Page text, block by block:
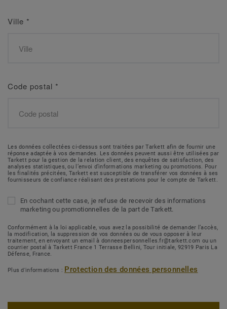
Ville *
Code postal *
Les données collectées ci-dessus sont traitées par Tarkett afin de fournir une
réponse adaptée à vos demandes. Les données peuvent aussi être utilisées par
Tarkett pour la gestion de la relation client, des enquêtes de satisfaction, des
analyses statistiques, ou l’envoi d’informations marketing ou promotions. Pour
les finalités précitées, Tarkett est susceptible de transférer vos données à ses
fournisseurs de confiance réalisant des prestations pour le compte de Tarkett.
En cochant cette case, je refuse de recevoir des informations
marketing ou promotionnelles de la part de Tarkett.
Conformément à la loi applicable, vous avez la possibilité de demander l’accès,
la modification, la suppression de vos données ou de vous opposer à leur
traitement, en envoyant un email à donneespersonnelles.fr@tarkett.com ou un
courrier postal à Tarkett France 1 Terrasse Bellini, Tour initiale, 92919 Paris La
Défense, France.
Plus d'informations : Protection des données personnelles